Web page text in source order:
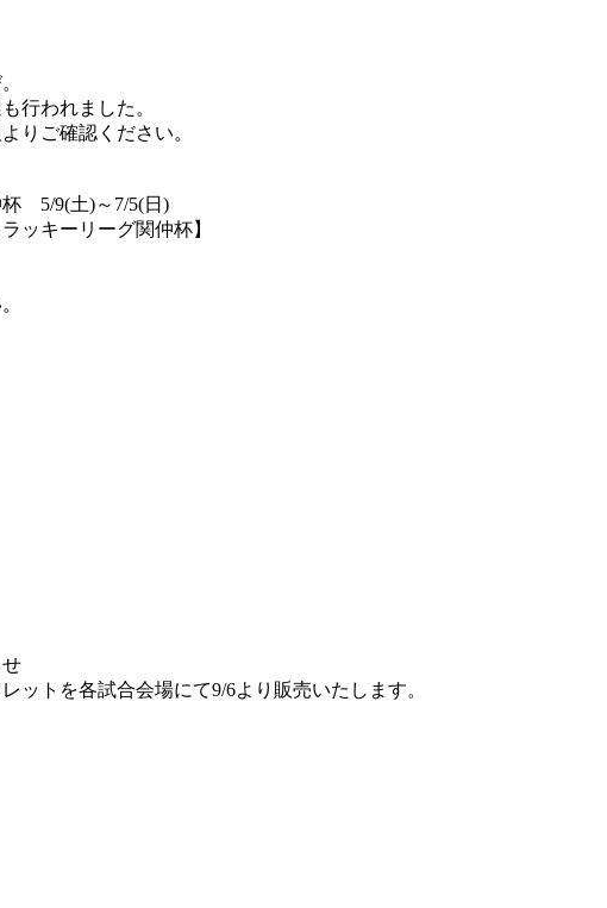
行われました。
りご確認ください。
5/9(土)～7/5(日)
ッキーリーグ関仲杯】
ットを各試合会場にて9/6より販売いたします。